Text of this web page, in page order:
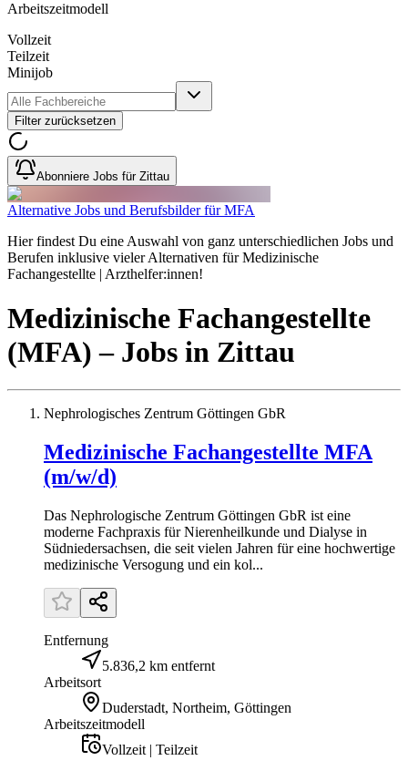
Arbeitszeitmodell
Vollzeit
Teilzeit
Minijob
Filter zurücksetzen
Abonniere Jobs für Zittau
Alternative Jobs und Berufsbilder für MFA
Hier findest Du eine Auswahl von ganz unterschiedlichen Jobs und
Berufen inklusive vieler Alternativen für Medizinische
Fachangestellte | Arzthelfer:innen!
Medizinische Fachangestellte
(MFA) – Jobs in Zittau
Nephrologisches Zentrum Göttingen GbR
Medizinische Fachangestellte MFA
(m/w/d)
Das Nephrologische Zentrum Göttingen GbR ist eine
moderne Fachpraxis für Nierenheilkunde und Dialyse in
Südniedersachsen, die seit vielen Jahren für eine hochwertige
medizinische Versogung und ein kol...
Entfernung
5.836,2 km entfernt
Arbeitsort
Duderstadt, Northeim, Göttingen
Arbeitszeitmodell
Vollzeit | Teilzeit